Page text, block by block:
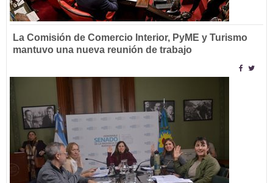
La Comisión de Comercio Interior, PyME y Turismo
mantuvo una nueva reunión de trabajo